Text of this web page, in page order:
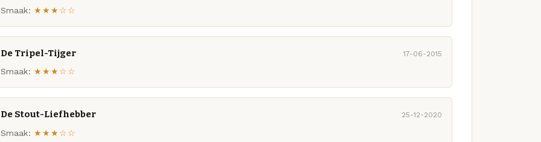
Smaak: ★★★☆☆
De Tripel-Tijger 17-06-2015
Smaak: ★★★☆☆
De Stout-Liefhebber 25-12-2020
Smaak: ★★★☆☆